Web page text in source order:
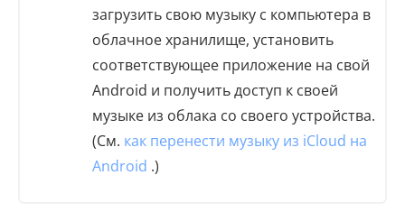
загрузить свою музыку с компьютера в
облачное хранилище, установить
соответствующее приложение на свой
Android и получить доступ к своей
музыке из облака со своего устройства.
(См. как перенести музыку из iCloud на
Android .)